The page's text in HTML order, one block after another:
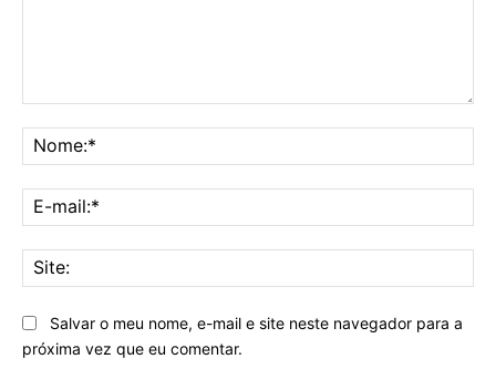
Salvar o meu nome, e-mail e site neste navegador para a
próxima vez que eu comentar.